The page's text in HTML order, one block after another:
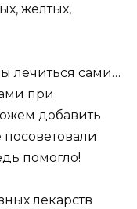
желтых,
лечиться сами…
при
добавить
помогло!
лекарств